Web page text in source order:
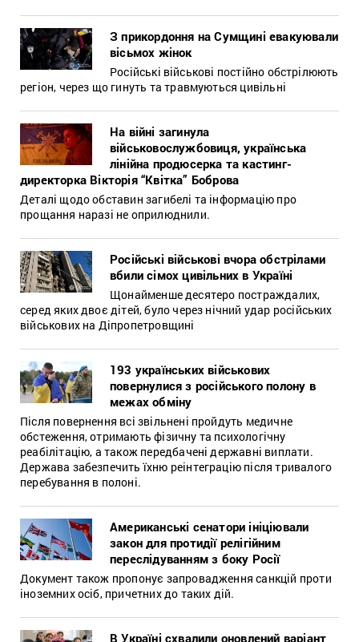
З прикордоння на Сумщині евакуювали
вісьмох жінок
Російські військові постійно обстрілюють
регіон, через що гинуть та травмуються цивільні
На війні загинула
військовослужбовиця, українська
лінійна продюсерка та кастинг-
директорка Вікторія “Квітка” Боброва
Деталі щодо обставин загибелі та інформацію про
прощання наразі не оприлюднили.
Російські військові вчора обстрілами
вбили сімох цивільних в Україні
Щонайменше десятеро постраждалих,
серед яких двоє дітей, було через нічний удар російських
військових на Діпропетровщині
193 українських військових
повернулися з російського полону в
межах обміну
Після повернення всі звільнені пройдуть медичне
обстеження, отримають фізичну та психологічну
реабілітацію, а також передбачені державні виплати.
Держава забезпечить їхню реінтеграцію після тривалого
перебування в полоні.
Американські сенатори ініціювали
закон для протидії релігійним
переслідуванням з боку Росії
Документ також пропонує запровадження санкцій проти
іноземних осіб, причетних до таких дій.
В Україні схвалили оновлений варіант